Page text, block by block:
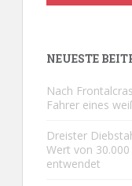
NEUESTE
Nach
Fahrer eines
Dreister
Wert von
entwendet